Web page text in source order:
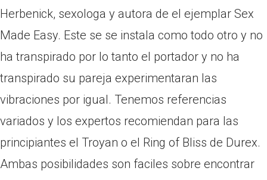
Herbenick, sexologa y autora de el ejemplar Sex
Made Easy. Este se se instala como todo otro y no
ha transpirado por lo tanto el portador y no ha
transpirado su pareja experimentaran las
vibraciones por igual. Tenemos referencias
variados y los expertos recomiendan para las
principiantes el Troyan o el Ring of Bliss de Durex.
Ambas posibilidades son faciles sobre encontrar